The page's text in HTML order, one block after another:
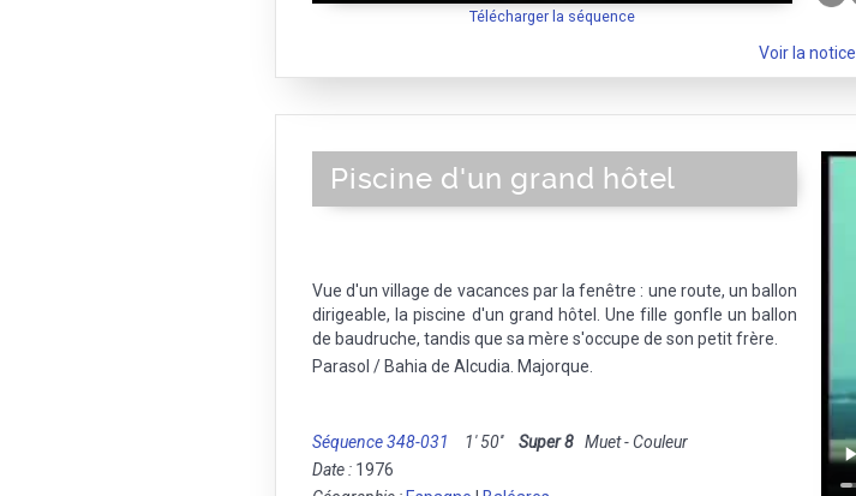
Télécharger la séquence
Voir la notice
Piscine d'un grand hôtel
Vue d'un village de vacances par la fenêtre : une route, un ballon
dirigeable, la piscine d'un grand hôtel. Une fille gonfle un ballon
de baudruche, tandis que sa mère s'occupe de son petit frère.
Parasol / Bahia de Alcudia. Majorque.
Séquence 348-031 1' 50'' Super 8 Muet - Couleur
Date : 1976